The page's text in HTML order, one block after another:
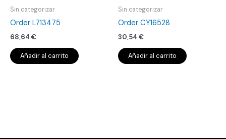
Sin categorizar
Order L713475
68,64 €
Añadir al carrito
Sin categorizar
Order CY16528
30,54 €
Añadir al carrito